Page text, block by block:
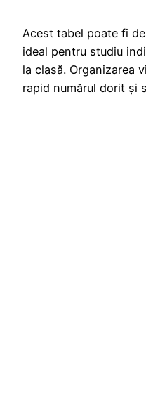
Acest tabel poate fi
ideal pentru studiu
la clasă. Organizarea
rapid numărul dorit și